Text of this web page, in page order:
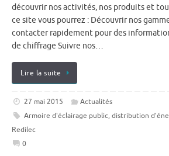
découvrir nos activités, nos produits et
ce site vous pourrez : Découvrir nos
contacter rapidement pour des
de chiffrage Suivre nos…
Lire la suite
27 mai 2015
Actualités
Armoire d'éclairage public, distribution
Redilec
0